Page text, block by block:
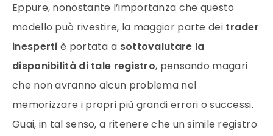
Eppure, nonostante l’importanza che questo
modello può rivestire, la maggior parte dei trader
inesperti è portata a sottovalutare la
disponibilità di tale registro, pensando magari
che non avranno alcun problema nel
memorizzare i propri più grandi errori o successi.
Guai, in tal senso, a ritenere che un simile registro